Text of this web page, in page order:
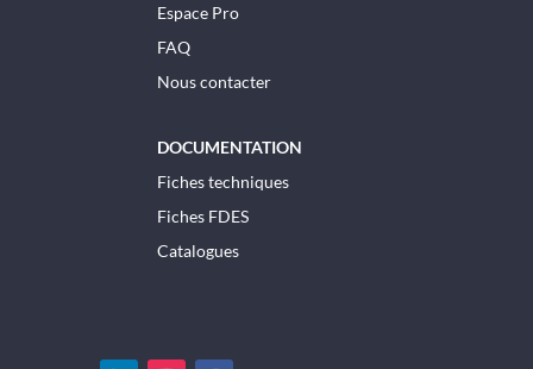
Espace Pro
FAQ
Nous contacter
DOCUMENTATION
Fiches techniques
Fiches FDES
Catalogues